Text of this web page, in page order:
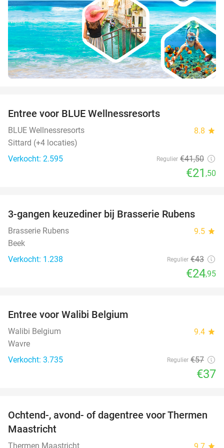
Entree voor BLUE Wellnessresorts
BLUE Wellnessresorts 8.8 star
Sittard (+4 locaties)
Verkocht: 2.595
Regulier €41,50
€21 ,50
42%
3-gangen keuzediner bij Brasserie Rubens
Brasserie Rubens 9.5 star
Beek
Verkocht: 1.238
Regulier €43
€24,95
Entree voor Walibi Belgium
Walibi Belgium 9.4 star
Wavre
Verkocht: 3.735
Regulier €57
€37
25%
Ochtend-, avond- of dagentree voor Thermen
Maastricht
Thermen Maastricht star